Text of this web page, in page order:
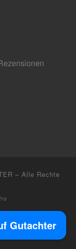
– Alle Rechte
Gutachter